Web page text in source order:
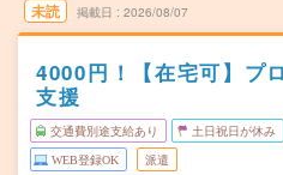
未読 掲載日 2026/08/07
4000円！【在宅可】プ
支援
交通費別途支給あり 土日祝日が休み
WEB登録OK 派遣